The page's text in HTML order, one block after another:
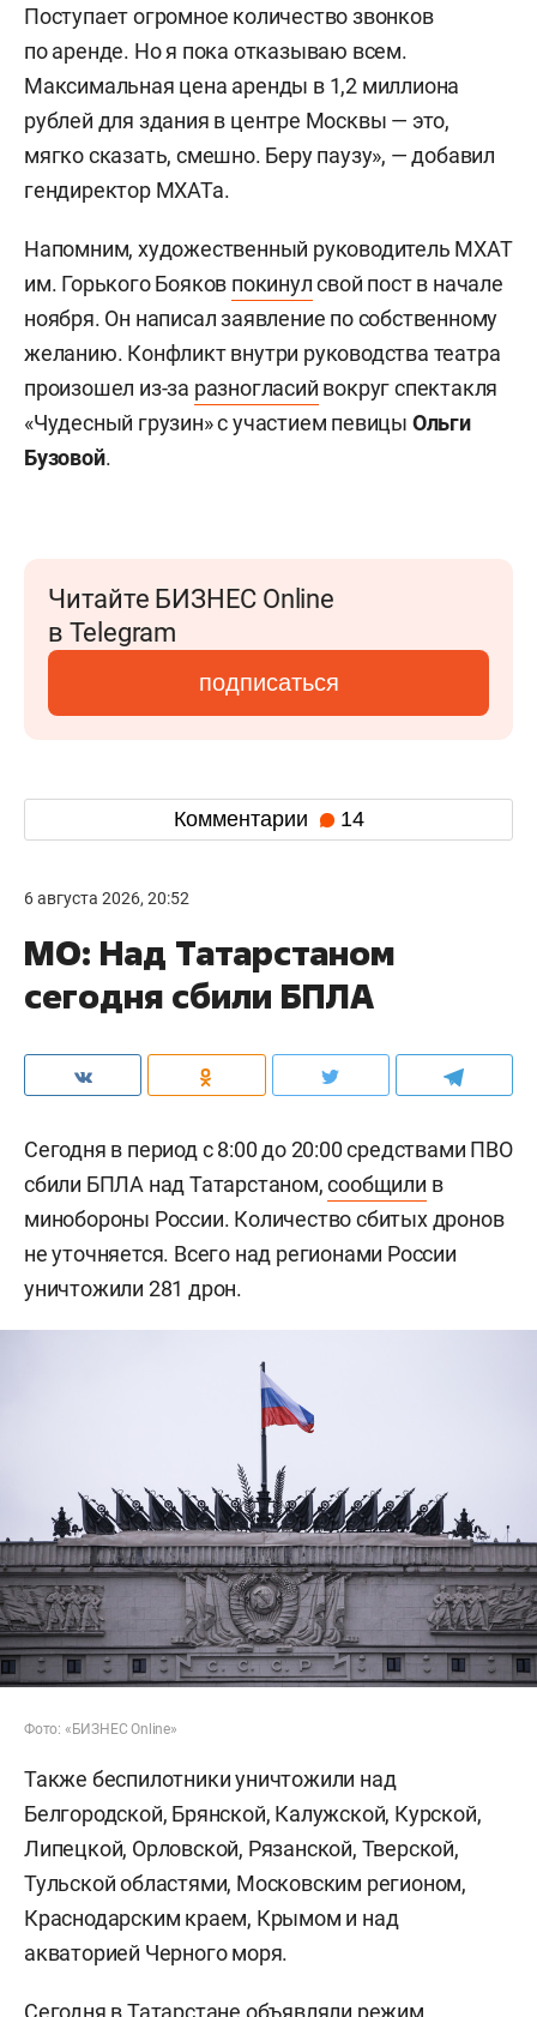
Поступает огромное количество звонков
по аренде. Но я пока отказываю всем.
Максимальная цена аренды в 1,2 миллиона
рублей для здания в центре Москвы — это,
мягко сказать, смешно. Беру паузу», — добавил
гендиректор МХАТа.
Напомним, художественный руководитель МХАТ
им. Горького Бояков покинулсвой пост в начале
ноября. Он написал заявление по собственному
желанию. Конфликт внутри руководства театра
произошел из-за разногласий вокруг спектакля
«Чудесный грузин» с участием певицы Ольги
Бузовой.
Читайте БИЗНЕС Online
в Telegram
подписаться
Комментарии 14
6 августа 2026, 20:52
МО: Над Татарстаном
сегодня сбили БПЛА
Сегодня в период с 8:00 до 20:00 средствами ПВО
сбили БПЛА над Татарстаном,сообщили в
минобороны России. Количество сбитых дронов
не уточняется. Всего над регионами России
уничтожили 281 дрон.
Фото: «БИЗНЕС Online»
Также беспилотники уничтожили над
Белгородской, Брянской, Калужской, Курской,
Липецкой, Орловской, Рязанской, Тверской,
Тульской областями, Московским регионом,
Краснодарским краем, Крымом и над
акваторией Черного моря.